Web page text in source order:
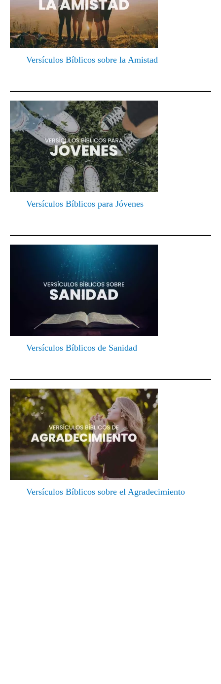
Versículos Bíblicos sobre la Amistad
Versículos Bíblicos para Jóvenes
Versículos Bíblicos de Sanidad
Versículos Bíblicos sobre el Agradecimiento